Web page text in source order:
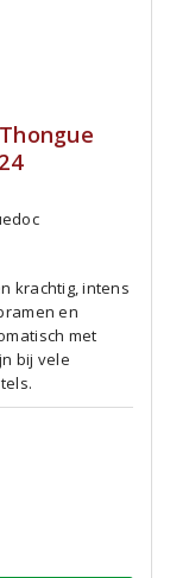
krachtig, intens
en
met
bij vele